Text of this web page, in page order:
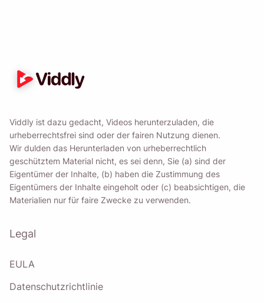
Viddly ist dazu gedacht, Videos herunterzuladen, die
urheberrechtsfrei sind oder der fairen Nutzung dienen.
Wir dulden das Herunterladen von urheberrechtlich
geschütztem Material nicht, es sei denn, Sie (a) sind der
Eigentümer der Inhalte, (b) haben die Zustimmung des
Eigentümers der Inhalte eingeholt oder (c) beabsichtigen, die
Materialien nur für faire Zwecke zu verwenden.
Legal
EULA
Datenschutzrichtlinie